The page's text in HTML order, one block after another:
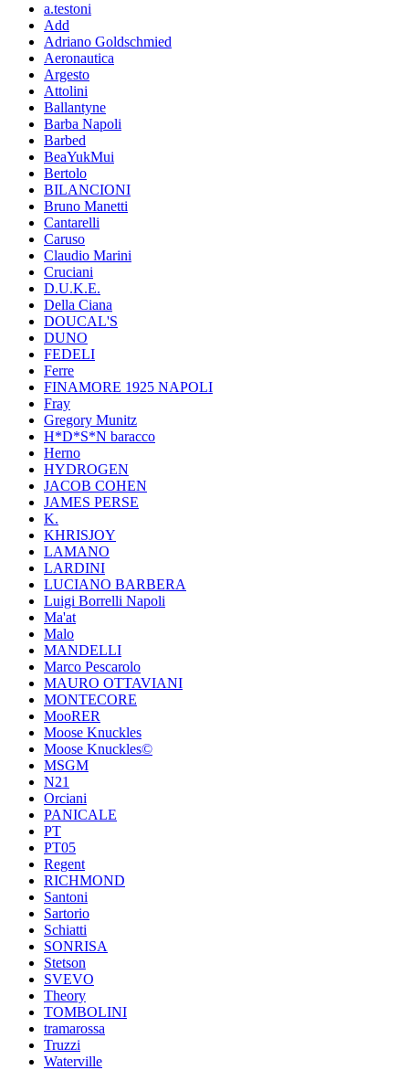
a.testoni
Add
Adriano Goldschmied
Aeronautica
Argesto
Attolini
Ballantyne
Barba Napoli
Barbed
BeaYukMui
Bertolo
BILANCIONI
Bruno Manetti
Cantarelli
Caruso
Claudio Marini
Cruciani
D.U.K.E.
Della Ciana
DOUCAL'S
DUNO
FEDELI
Ferre
FINAMORE 1925 NAPOLI
Fray
Gregory Munitz
H*D*S*N baracco
Herno
HYDROGEN
JACOB COHEN
JAMES PERSE
K.
KHRISJOY
LAMANO
LARDINI
LUCIANO BARBERA
Luigi Borrelli Napoli
Ma'at
Malo
MANDELLI
Marco Pescarolo
MAURO OTTAVIANI
MONTECORE
MooRER
Moose Knuckles
Moose Knuckles©️
MSGM
N21
Orciani
PANICALE
PT
PT05
Regent
RICHMOND
Santoni
Sartorio
Schiatti
SONRISA
Stetson
SVEVO
Theory
TOMBOLINI
tramarossa
Truzzi
Waterville